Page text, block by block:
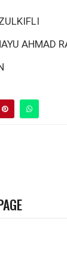
AHMAD